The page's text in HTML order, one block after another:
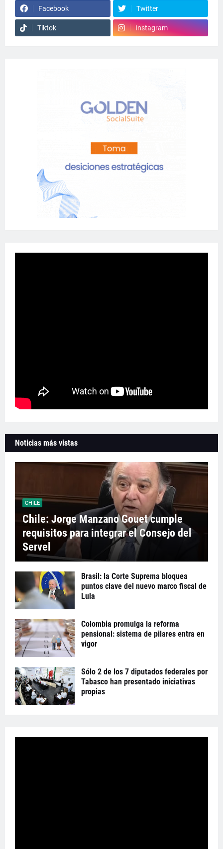
Facebook Twitter
Tiktok Instagram
Noticias más vistas
CHILE
Chile: Jorge Manzano Gouet cumple
requisitos para integrar el Consejo del
Servel
Brasil: la Corte Suprema bloquea
puntos clave del nuevo marco fiscal de
Lula
Colombia promulga la reforma
pensional: sistema de pilares entra en
vigor
Sólo 2 de los 7 diputados federales por
Tabasco han presentado iniciativas
propias